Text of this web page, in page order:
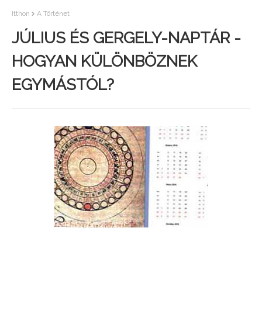
Itthon A Történet
JÚLIUS ÉS GERGELY-NAPTÁR -
HOGYAN KÜLÖNBÖZNEK
EGYMÁSTÓL?